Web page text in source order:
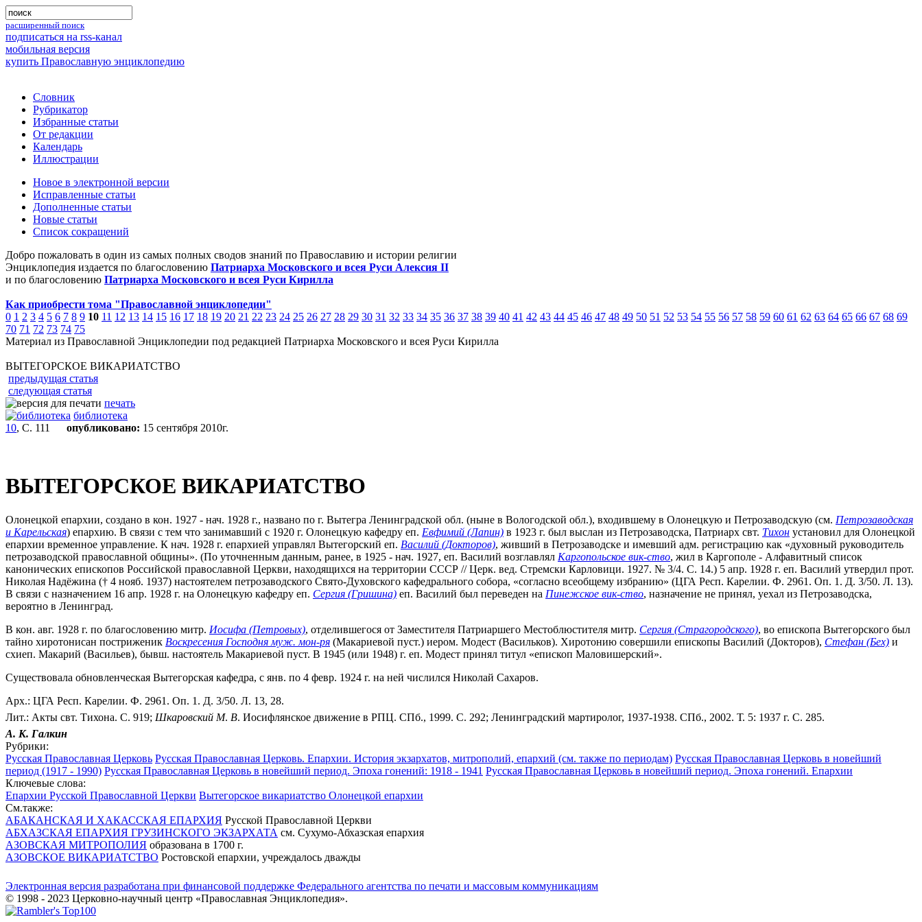
расширенный поиск
подписаться на rss-канал
мобильная версия
купить Православную энциклопедию
Словник
Рубрикатор
Избранные статьи
От редакции
Календарь
Иллюстрации
Новое в электронной версии
Исправленные статьи
Дополненные статьи
Новые статьи
Список сокращений
Добро пожаловать в один из самых полных сводов знаний по Православию и истории религии
Энциклопедия издается по благословению Патриарха Московского и всея Руси Алексия II
и по благословению Патриарха Московского и всея Руси Кирилла
Как приобрести тома "Православной энциклопедии"
0 1 2 3 4 5 6 7 8 9 10 11 12 13 14 15 16 17 18 19 20 21 22 23 24 25 26 27 28 29 30 31 32 33 34 35 36 37 38 39 40 41 42 43 44 45 46 47 48 49 50 51 52 53 54 55 56 57 58 59 60 61 62 63 64 65 66 67 68 69
70 71 72 73 74 75
Материал из Православной Энциклопедии под редакцией Патриарха Московского и всея Руси Кирилла
ВЫТЕГОРСКОЕ ВИКАРИАТСТВО
предыдущая статья
следующая статья
печать
библиотека
10, С. 111 опубликовано: 15 сентября 2010г.
ВЫТЕГОРСКОЕ ВИКАРИАТСТВО
Олонецкой епархии, создано в кон. 1927 - нач. 1928 г., названо по г. Вытегра Ленинградской обл. (ныне в Вологодской обл.), входившему в Олонецкую и Петрозаводскую (см. Петрозаводская
и Карельская) епархию. В связи с тем что занимавший с 1920 г. Олонецкую кафедру еп. Евфимий (Лапин) в 1923 г. был выслан из Петрозаводска, Патриарх свт. Тихон установил для Олонецкой
епархии временное управление. К нач. 1928 г. епархией управлял Вытегорский еп. Василий (Докторов), живший в Петрозаводске и имевший адм. регистрацию как «духовный руководитель
петрозаводской православной общины». (По уточненным данным, ранее, в 1925 - нач. 1927, еп. Василий возглавлял Каргопольское вик-ство, жил в Каргополе - Алфавитный список
канонических епископов Российской православной Церкви, находящихся на территории СССР // Церк. вед. Стремски Карловици. 1927. № 3/4. С. 14.) 5 апр. 1928 г. еп. Василий утвердил прот.
Николая Надёжина († 4 нояб. 1937) настоятелем петрозаводского Свято-Духовского кафедрального собора, «согласно всеобщему избранию» (ЦГА Респ. Карелии. Ф. 2961. Оп. 1. Д. 3/50. Л. 13).
В связи с назначением 16 апр. 1928 г. на Олонецкую кафедру еп. Сергия (Гришина) еп. Василий был переведен на Пинежское вик-ство, назначение не принял, уехал из Петрозаводска,
вероятно в Ленинград.
В кон. авг. 1928 г. по благословению митр. Иосифа (Петровых), отделившегося от Заместителя Патриаршего Местоблюстителя митр. Сергия (Страгородского), во епископа Вытегорского был
тайно хиротонисан постриженик Воскресения Господня муж. мон-ря (Макариевой пуст.) иером. Модест (Васильков). Хиротонию совершили епископы Василий (Докторов), Стефан (Бех) и
схиеп. Макарий (Васильев), бывш. настоятель Макариевой пуст. В 1945 (или 1948) г. еп. Модест принял титул «епископ Маловишерский».
Существовала обновленческая Вытегорская кафедра, с янв. по 4 февр. 1924 г. на ней числился Николай Сахаров.
Арх.: ЦГА Респ. Карелии. Ф. 2961. Оп. 1. Д. 3/50. Л. 13, 28.
Лит.: Акты свт. Тихона. С. 919; Шкаровский М. В. Иосифлянское движение в РПЦ. СПб., 1999. С. 292; Ленинградский мартиролог, 1937-1938. СПб., 2002. Т. 5: 1937 г. С. 285.
А. К. Галкин
Рубрики:
Русская Православная Церковь Русская Православная Церковь. Епархии. История экзархатов, митрополий, епархий (см. также по периодам) Русская Православная Церковь в новейший
период (1917 - 1990) Русская Православная Церковь в новейший период. Эпоха гонений: 1918 - 1941 Русская Православная Церковь в новейший период. Эпоха гонений. Епархии
Ключевые слова:
Епархии Русской Православной Церкви Вытегорское викариатство Олонецкой епархии
См.также:
АБАКАНСКАЯ И ХАКАССКАЯ ЕПАРХИЯ Русской Православной Церкви
АБХАЗСКАЯ ЕПАРХИЯ ГРУЗИНСКОГО ЭКЗАРХАТА см. Сухумо-Абхазская епархия
АЗОВСКАЯ МИТРОПОЛИЯ образована в 1700 г.
АЗОВСКОЕ ВИКАРИАТСТВО Ростовской епархии, учреждалось дважды
Электронная версия разработана при финансовой поддержке Федерального агентства по печати и массовым коммуникациям
© 1998 - 2023 Церковно-научный центр «Православная Энциклопедия».